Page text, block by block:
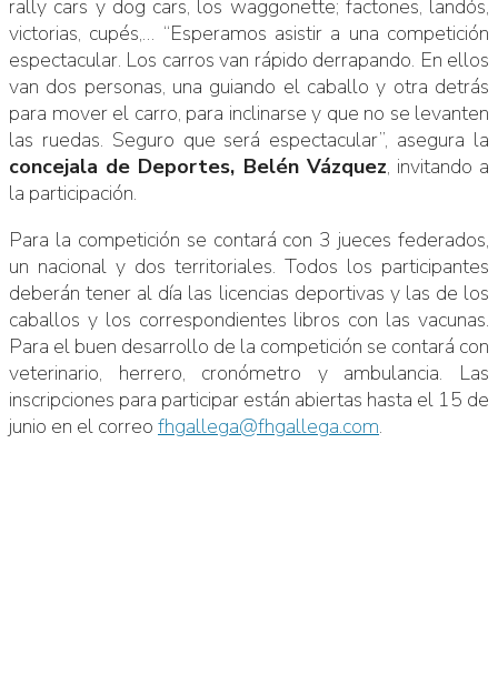
rally cars y dog cars, los waggonette; factones, landós,
victorias, cupés,… “Esperamos asistir a una competición
espectacular. Los carros van rápido derrapando. En ellos
van dos personas, una guiando el caballo y otra detrás
para mover el carro, para inclinarse y que no se levanten
las ruedas. Seguro que será espectacular”, asegura la
concejala de Deportes, Belén Vázquez, invitando a
la participación.
Para la competición se contará con 3 jueces federados,
un nacional y dos territoriales. Todos los participantes
deberán tener al día las licencias deportivas y las de los
caballos y los correspondientes libros con las vacunas.
Para el buen desarrollo de la competición se contará con
veterinario, herrero, cronómetro y ambulancia. Las
inscripciones para participar están abiertas hasta el 15 de
junio en el correo fhgallega@fhgallega.com.